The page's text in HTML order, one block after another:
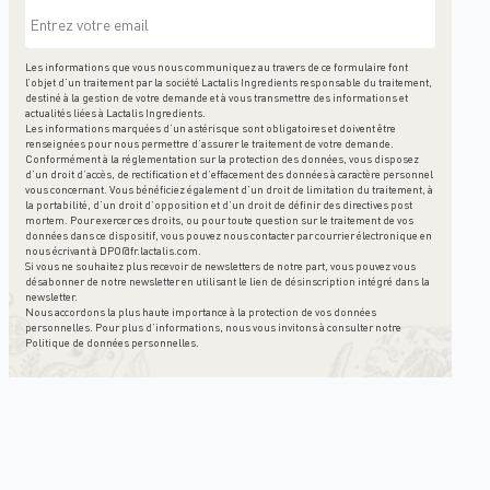
Les informations que vous nous communiquez au travers de ce formulaire font
l’objet d’un traitement par la société Lactalis Ingredients responsable du traitement,
destiné à la gestion de votre demande et à vous transmettre des informations et
actualités liées à Lactalis Ingredients.
Les informations marquées d’un astérisque sont obligatoires et doivent être
renseignées pour nous permettre d’assurer le traitement de votre demande.
Conformément à la réglementation sur la protection des données, vous disposez
d’un droit d’accès, de rectification et d’effacement des données à caractère personnel
vous concernant. Vous bénéficiez également d’un droit de limitation du traitement, à
la portabilité, d’un droit d’opposition et d’un droit de définir des directives post
mortem. Pour exercer ces droits, ou pour toute question sur le traitement de vos
données dans ce dispositif, vous pouvez nous contacter par courrier électronique en
nous écrivant à DPO@fr.lactalis.com
Si vous ne souhaitez plus recevoir de newsletters de notre part, vous pouvez vous
désabonner de notre newsletter en utilisant le lien de désinscription intégré dans la
newsletter.
Nous accordons la plus haute importance à la protection de vos données
personnelles. Pour plus d’informations, nous vous invitons à consulter notre
Politique de données personnelles